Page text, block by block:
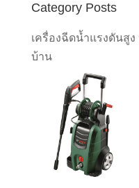
Category Posts
เครื่องฉีดน้ำแรงดันสู
บ้าน